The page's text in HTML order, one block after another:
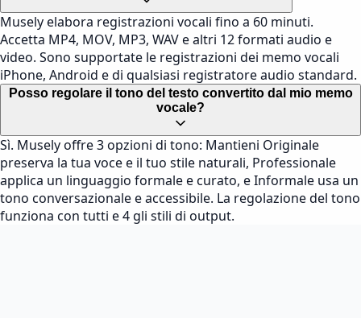
Musely elabora registrazioni vocali fino a 60 minuti.
Accetta MP4, MOV, MP3, WAV e altri 12 formati audio e
video. Sono supportate le registrazioni dei memo vocali
iPhone, Android e di qualsiasi registratore audio standard.
Posso regolare il tono del testo convertito dal mio memo
vocale?
Sì. Musely offre 3 opzioni di tono: Mantieni Originale
preserva la tua voce e il tuo stile naturali, Professionale
applica un linguaggio formale e curato, e Informale usa un
tono conversazionale e accessibile. La regolazione del tono
funziona con tutti e 4 gli stili di output.